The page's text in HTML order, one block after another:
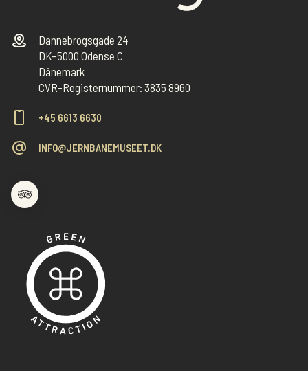
Dannebrogsgade 24
DK–5000 Odense C
Dänemark
CVR-Registernummer: 3835 8960
+45 6613 6630
INFO@JERNBANEMUSEET.DK